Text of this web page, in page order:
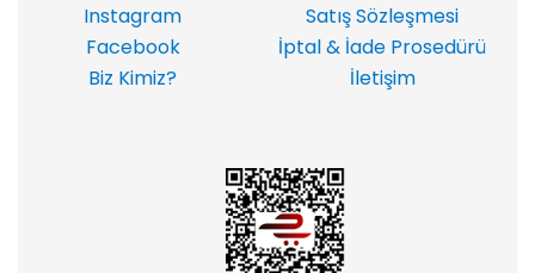
Instagram
Satış Sözleşmesi
Facebook
İptal & İade Prosedürü
Biz Kimiz?
İletişim